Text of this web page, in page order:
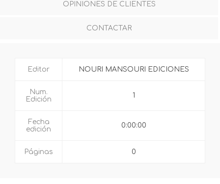
OPINIONES DE CLIENTES
CONTACTAR
Editor NOURI MANSOURI EDICIONES
Num.
Edición
1
Fecha
edición
0:00:00
Páginas 0